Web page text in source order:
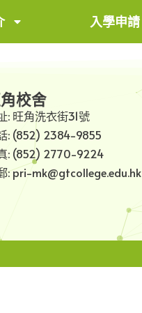
入學申請
校舍
: 旺角洗衣街31號
: (852) 2384-9855
: (852) 2770-9224
: pri-mk@gtcollege.edu.hk